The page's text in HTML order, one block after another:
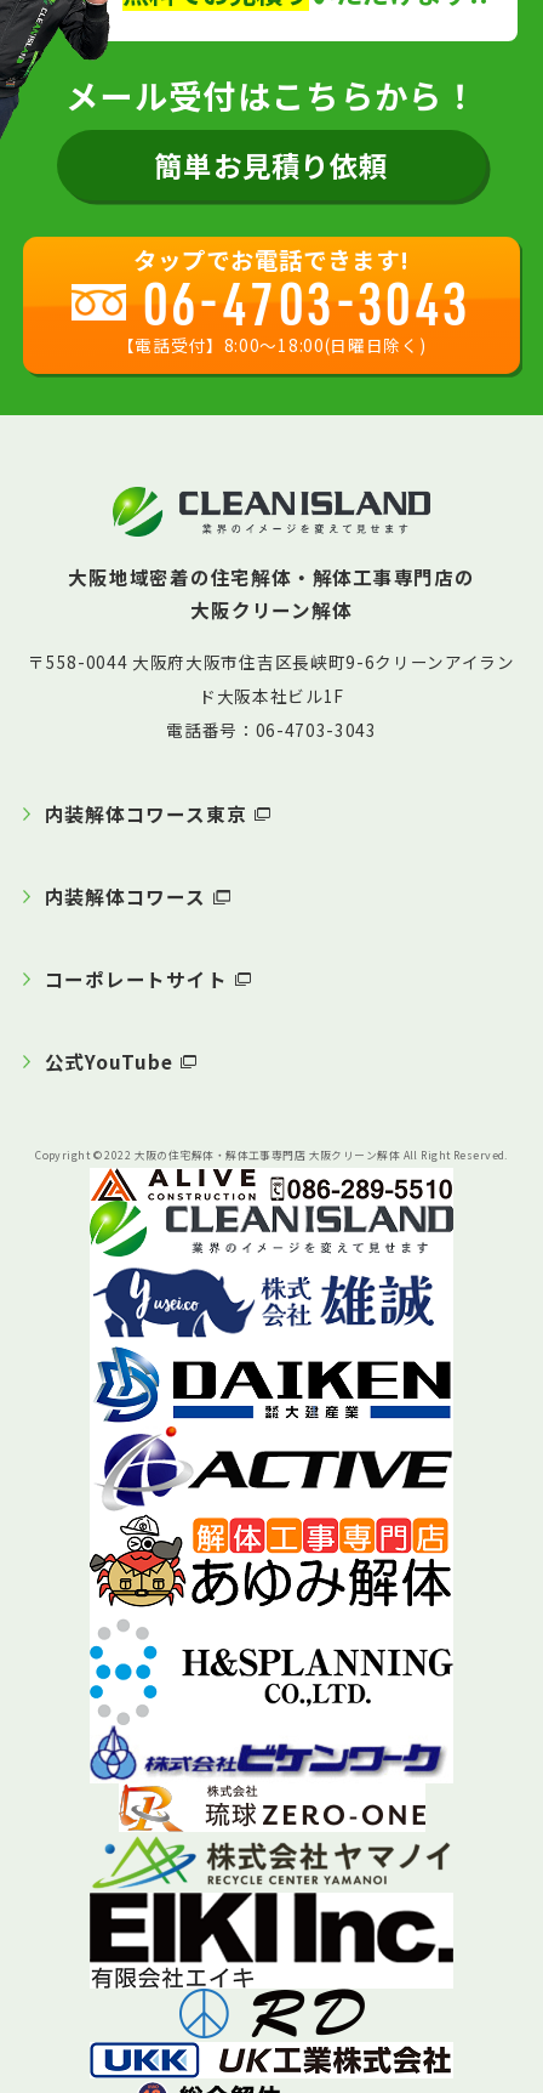
メール受付はこちらから！
簡単お見積り依頼
タップでお電話できます!
06-4703-3043
【電話受付】8:00〜18:00(日曜日除く)
大阪地域密着の住宅解体・解体工事専門店の
大阪クリーン解体
〒558-0044 大阪府大阪市住吉区長峡町9-6クリーンアイラン
ド大阪本社ビル1F
電話番号：06-4703-3043
内装解体コワース東京
内装解体コワース
コーポレートサイト
公式YouTube
Copyright © 2022 大阪の住宅解体・解体工事専門店 大阪クリーン解体 All Right Reserved.